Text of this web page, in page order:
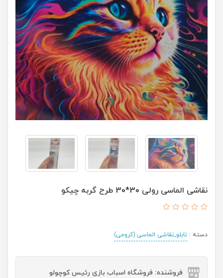
نقاشی الماسی رولی 30*30 طرح گربه چیکو
دسته : تابلو_نقاشی الماسی (کرومی)
فروشنده: فروشگاه اسباب بازی رئیس کوچولو